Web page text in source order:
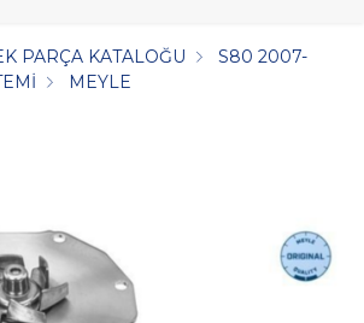
PARÇA KATALOĞU
S80 2007-
MEYLE